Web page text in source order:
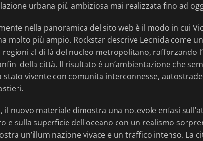
urbana più ambiziosa mai realizzata fino ad
nella panoramica del sito web è il modo in cui
molto più ampio. Rockstar descrive Leonida come
al di là del nucleo metropolitano, rafforzando
della città. Il risultato è un’ambientazione che
stato vivente con comunità interconnesse,
il nuovo materiale dimostra una notevole enfasi
e sulla superficie dell’oceano con un realismo
un’illuminazione vivace e un traffico intenso. La